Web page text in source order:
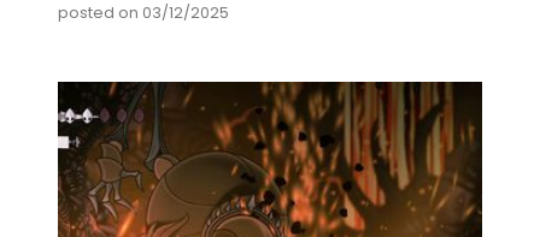
posted on 03/12/2025